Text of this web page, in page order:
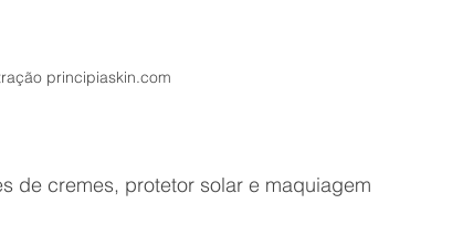
principiaskin.com
de cremes, protetor solar e maquiagem